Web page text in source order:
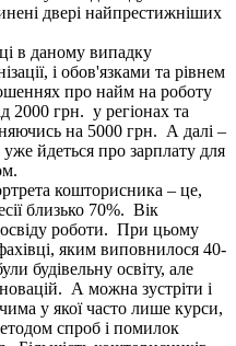
двері найпрестижніших
в даному випадку
і обов'язками та рівнем
про найм на роботу
2000 грн. у регіонах та
на 5000 грн. А далі –
йдеться про зарплату для
кошторисника – це,
близько 70%. Вік
роботи. При цьому
яким виповнилося 40-
будівельну освіту, але
А можна зустріти і
у якої часто лише курси,
спроб і помилок